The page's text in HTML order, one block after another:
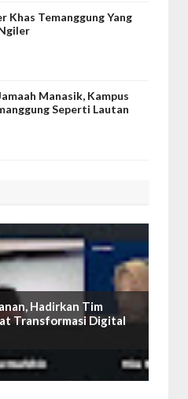
Khas Temanggung Yang
Manasik, Kampus
Seperti Lautan
Hadirkan Tim
Transformasi Digital